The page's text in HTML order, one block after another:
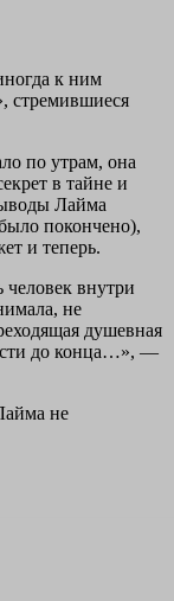
к ним
стремившиеся
по утрам, она
в тайне и
Лайма
покончено),
и теперь.
человек внутри
не
душевная
до конца…», —
не